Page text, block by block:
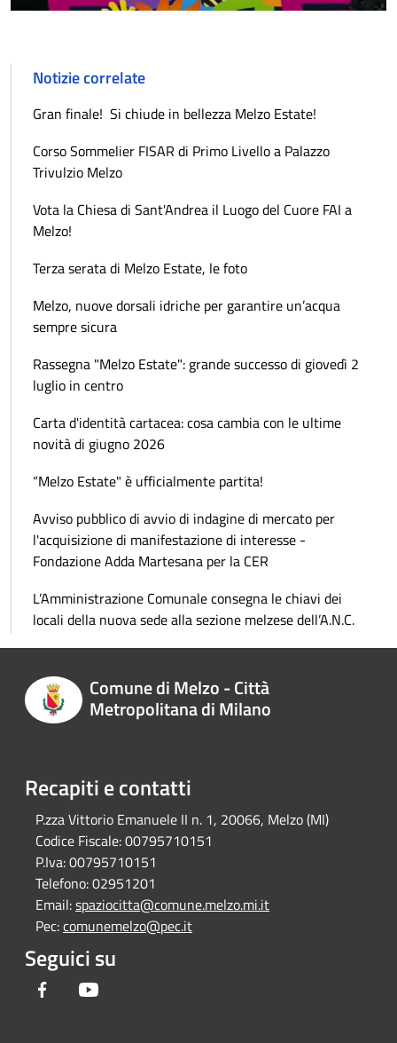
Notizie correlate
Gran finale! Si chiude in bellezza Melzo Estate!
Corso Sommelier FISAR di Primo Livello a Palazzo
Trivulzio Melzo
Vota la Chiesa di Sant'Andrea il Luogo del Cuore FAI a
Melzo!
Terza serata di Melzo Estate, le foto
Melzo, nuove dorsali idriche per garantire un’acqua
sempre sicura
Rassegna "Melzo Estate": grande successo di giovedì 2
luglio in centro
Carta d'identità cartacea: cosa cambia con le ultime
novità di giugno 2026
“Melzo Estate" è ufficialmente partita!
Avviso pubblico di avvio di indagine di mercato per
l'acquisizione di manifestazione di interesse -
Fondazione Adda Martesana per la CER
L’Amministrazione Comunale consegna le chiavi dei
locali della nuova sede alla sezione melzese dell’A.N.C.
Comune di Melzo - Città
Metropolitana di Milano
Recapiti e contatti
P.zza Vittorio Emanuele II n. 1, 20066, Melzo (MI)
Codice Fiscale:00795710151
P.Iva:00795710151
Telefono:02951201
Email:spaziocitta@comune.melzo.mi.it
Pec:comunemelzo@pec.it
Seguici su
Facebook